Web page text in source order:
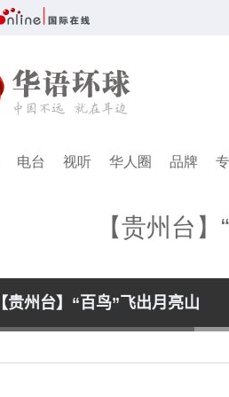
电台 视听 华人圈 品牌
【贵州台
【贵州台】“百鸟”飞出月亮山
Loaded: